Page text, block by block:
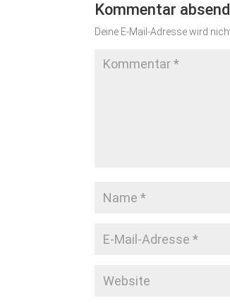
Kommentar
Deine E-Mail-Adresse wird